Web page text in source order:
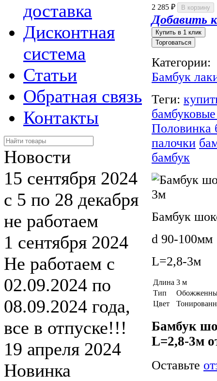
доставка
Дисконтная
система
Статьи
Обратная связь
Контакты
Новости
15 сентября 2024
с 5 по 28 декабря
не работаем
1 сентября 2024
Не работаем с
02.09.2024 по
08.09.2024 года,
все в отпуске!!!
19 апреля 2024
Новинка
2 285 ₽
Добавить
Торговаться
Категории:
Бамбук
Теги:
Половинка
палочки
бамбук
Бамбук
d 90-100мм
L=2,8-3м
Длина 3 м
Тип
Цвет
Бамбук
L=2,8-3м
Оставьте